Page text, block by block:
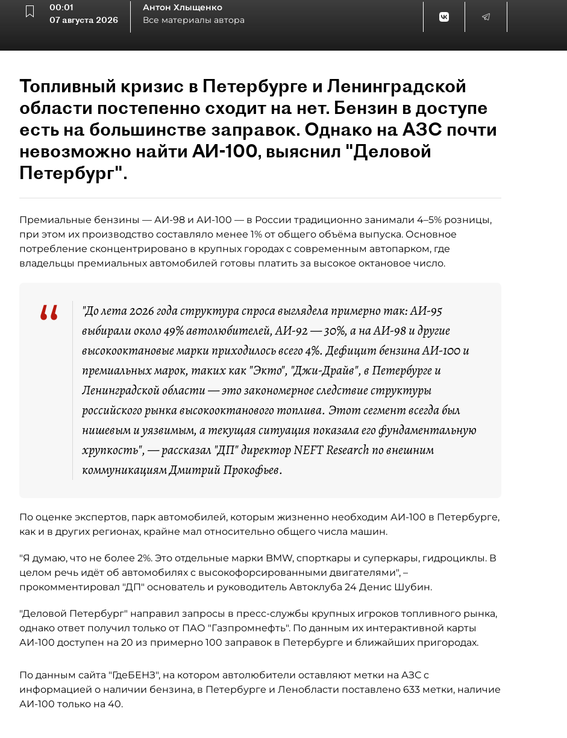
00:01
07 августа 2026
Антон Хлыщенко
Все материалы автора
Топливный кризис в Петербурге и Ленинградской
области постепенно сходит на нет. Бензин в доступе
есть на большинстве заправок. Однако на АЗС почти
невозможно найти АИ-100, выяснил "Деловой
Петербург".
Премиальные бензины — АИ-98 и АИ-100 — в России традиционно занимали 4–5% розницы,
при этом их производство составляло менее 1% от общего объёма выпуска. Основное
потребление сконцентрировано в крупных городах с современным автопарком, где
владельцы премиальных автомобилей готовы платить за высокое октановое число.
“
"До лета 2026 года структура спроса выглядела примерно так: АИ-95
выбирали около 49% автолюбителей, АИ-92 — 30%, а на АИ-98 и другие
высокооктановые марки приходилось всего 4%. Дефицит бензина АИ-100 и
премиальных марок, таких как "Экто", "Джи-Драйв", в Петербурге и
Ленинградской области — это закономерное следствие структуры
российского рынка высокооктанового топлива. Этот сегмент всегда был
нишевым и уязвимым, а текущая ситуация показала его фундаментальную
хрупкость", — рассказал "ДП" директор NEFT Research по внешним
коммуникациям Дмитрий Прокофьев.
По оценке экспертов, парк автомобилей, которым жизненно необходим АИ-100 в Петербурге,
как и в других регионах, крайне мал относительно общего числа машин.
"Я думаю, что не более 2%. Это отдельные марки BMW, спорткары и суперкары, гидроциклы. В
целом речь идёт об автомобилях с высокофорсированными двигателями", –
прокомментировал "ДП" основатель и руководитель Автоклуба 24 Денис Шубин.
"Деловой Петербург" направил запросы в пресс-службы крупных игроков топливного рынка,
однако ответ получил только от ПАО "Газпромнефть". По данным их интерактивной карты
АИ-100 доступен на 20 из примерно 100 заправок в Петербурге и ближайших пригородах.
По данным сайта "ГдеБЕНЗ", на котором автолюбители оставляют метки на АЗС с
информацией о наличии бензина, в Петербурге и Ленобласти поставлено 633 метки, наличие
АИ-100 только на 40.